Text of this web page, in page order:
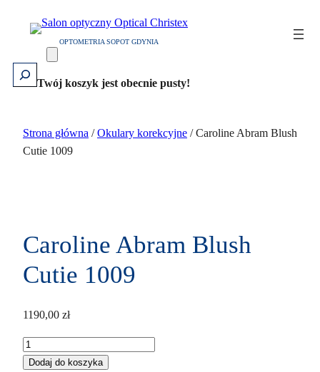
OPTOMETRIA SOPOT GDYNIA
Szukaj
Twój koszyk jest obecnie pusty!
Strona główna /Okulary korekcyjne / Caroline Abram Blush
Cutie 1009
Caroline Abram Blush
Cutie 1009
1190,00 zł
ilość
Caroline
Dodaj do koszyka